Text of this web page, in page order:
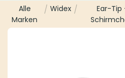
Alle
Marken
/ Widex /
Ear-Tip